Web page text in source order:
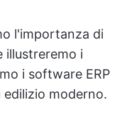
l'importanza di
illustreremo i
i software ERP
edilizio moderno.